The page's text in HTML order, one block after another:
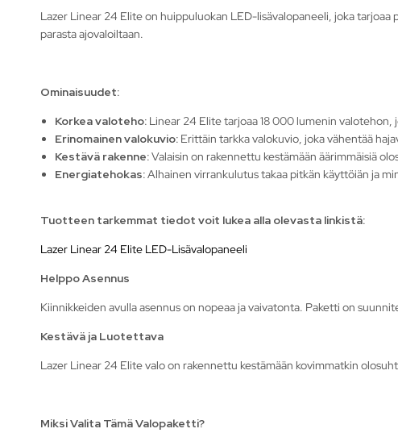
Lazer Linear 24 Elite on huippuluokan LED-lisävalopaneeli, joka
parasta ajovaloiltaan.
Ominaisuudet:
Korkea valoteho: Linear 24 Elite tarjoaa 18 000 lumenin valotehon,
Erinomainen valokuvio: Erittäin tarkka valokuvio, joka vähentää
Kestävä rakenne:Valaisin on rakennettu kestämään äärimmäisiä
Energiatehokas:Alhainen virrankulutus takaa pitkän käyttöiän ja
Tuotteen tarkemmat tiedot voit lukea alla olevasta linkistä:
Lazer Linear 24 Elite LED-Lisävalopaneeli
Helppo Asennus
Kiinnikkeiden avulla asennus on nopeaa ja vaivatonta. Paketti on
Kestävä ja Luotettava
Lazer Linear 24 Elite valo on rakennettu kestämään kovimmatkin
Miksi Valita Tämä Valopaketti?